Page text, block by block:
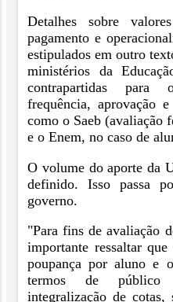
Detalhes sobre
pagamento e
estipulados em outro
ministérios da
contrapartidas para
frequência, aprovação
como o Saeb (avaliação
e o Enem, no caso de
O volume do aporte da
definido. Isso passa
governo.
"Para fins de avaliação
importante ressaltar
poupança por aluno e
termos de público
integralização de